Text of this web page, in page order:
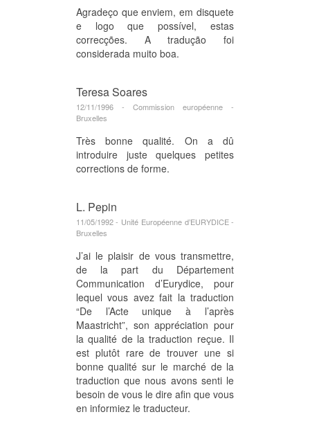
Agradeço que enviem, em disquete
e logo que possível, estas
correcções. A tradução foi
considerada muito boa.
Teresa Soares
12/11/1996 - Commission européenne -
Bruxelles
Très bonne qualité. On a dû
introduire juste quelques petites
corrections de forme.
L. Pepin
11/05/1992 - Unité Européenne d’EURYDICE -
Bruxelles
J’ai le plaisir de vous transmettre,
de la part du Département
Communication d’Eurydice, pour
lequel vous avez fait la traduction
“De l’Acte unique à l’après
Maastricht”, son appréciation pour
la qualité de la traduction reçue. Il
est plutôt rare de trouver une si
bonne qualité sur le marché de la
traduction que nous avons senti le
besoin de vous le dire afin que vous
en informiez le traducteur.